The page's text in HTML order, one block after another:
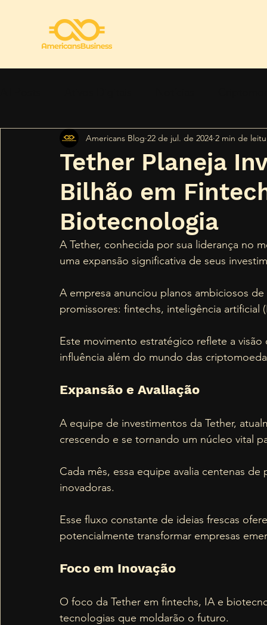
Regulamentação Segurança Tendências
Tether Planeja
Bilhão em
Biotecnologia
Americans Blog 22 de jul. de 2024 2 min de
A Tether, conhecida por sua liderança no
uma expansão significativa de seus
A empresa anunciou planos ambiciosos
promissores: fintechs, inteligência
Este movimento estratégico reflete a
influência além do mundo das
Expansão e Avaliação
A equipe de investimentos da Tether,
crescendo e se tornando um núcleo vital
Cada mês, essa equipe avalia centenas
inovadoras.
Esse fluxo constante de ideias frescas
potencialmente transformar empresas
Foco em Inovação
O foco da Tether em fintechs, IA e
tecnologias que moldarão o futuro.